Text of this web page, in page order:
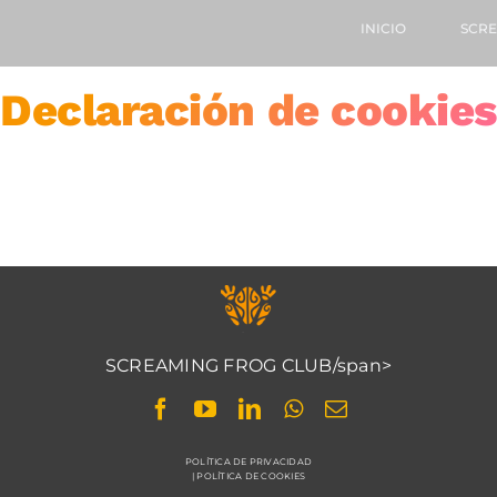
INICIO
Declaración de cookies
SCREAMING FROG CLUB/span>
POLÍTICA DE PRIVACIDAD
| POLÍTICA DE COOKIES